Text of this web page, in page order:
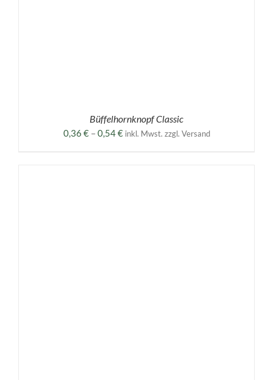
Büffelhornknopf Classic
0,36 € – 0,54€Preisspanne:
inkl. Mwst. zzgl. Versand